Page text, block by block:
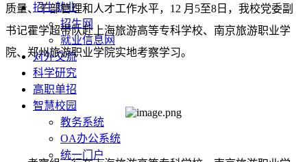
招生就业
招生网
就业信息网
对外交流
科学研究
高职单招
智慧校园
教务系统
OA办公系统
统一门户
质量、干部管理和人才工作水平，12 月5至8日，我校党委副
书记霍学超带队赴上海旅游高等专科学校、南京旅游职业学
院、郑州旅游职业学院实地考察学习。